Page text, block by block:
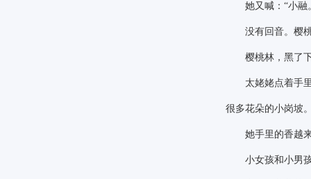
她又喊： “小融
没有回音。樱桃
樱桃林，黑了下
太姥姥点着手里
很多花朵的小岗坡
她手里的香越来
小女孩和小男孩